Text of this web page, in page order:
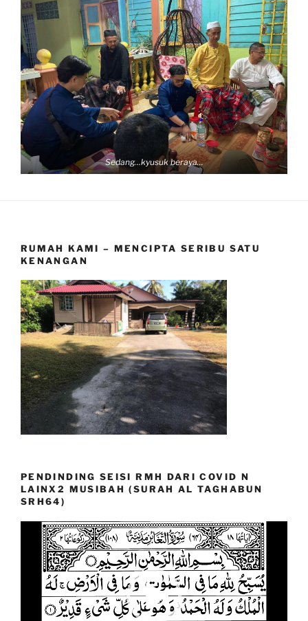
Sedang…kyusuk beraya…
RUMAH KAMI – MENCIPTA SERIBU SATU
KENANGAN
PENDINDING SEISI RMH DARI COVID N
LAINX2 MUSIBAH (SURAH AL TAGHABUN
SRH64)
Video
Player